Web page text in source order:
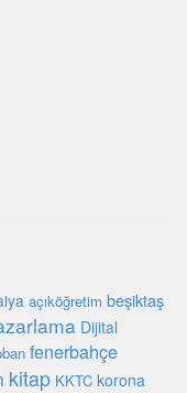
açıköğretim beşiktaş
Dijital
fenerbahçe
kitap KKTC korona